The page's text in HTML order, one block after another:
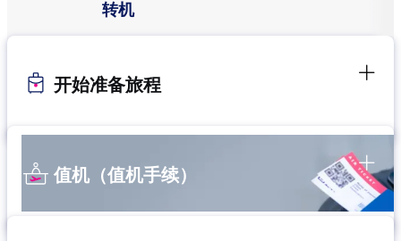
转机
开始准备旅程
值机（值机手续）